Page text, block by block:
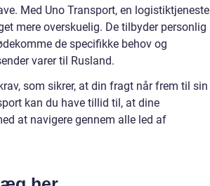
Med Uno Transport, en logistiktjeneste
mere overskuelig. De tilbyder personlig
de specifikke behov og
varer til Rusland.
som sikrer, at din fragt når frem til sin
kan du have tillid til, at dine
at navigere gennem alle led af